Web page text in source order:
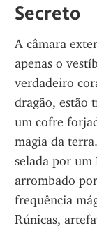
Secreto
A câmara
apenas o
verdadeiro
dragão, estão
um cofre
magia da
selada por um
arrombado
frequência
Rúnicas,